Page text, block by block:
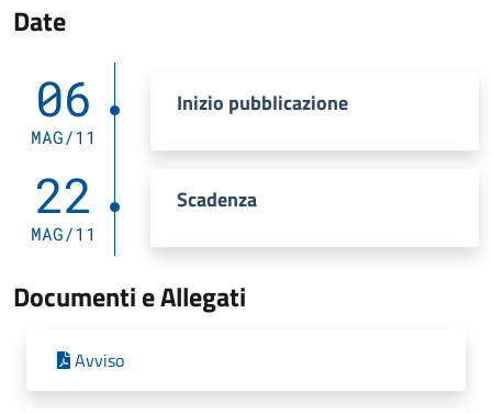
Date
06
MAG/11
Inizio pubblicazione
22
MAG/11
Scadenza
Documenti e Allegati
Avviso